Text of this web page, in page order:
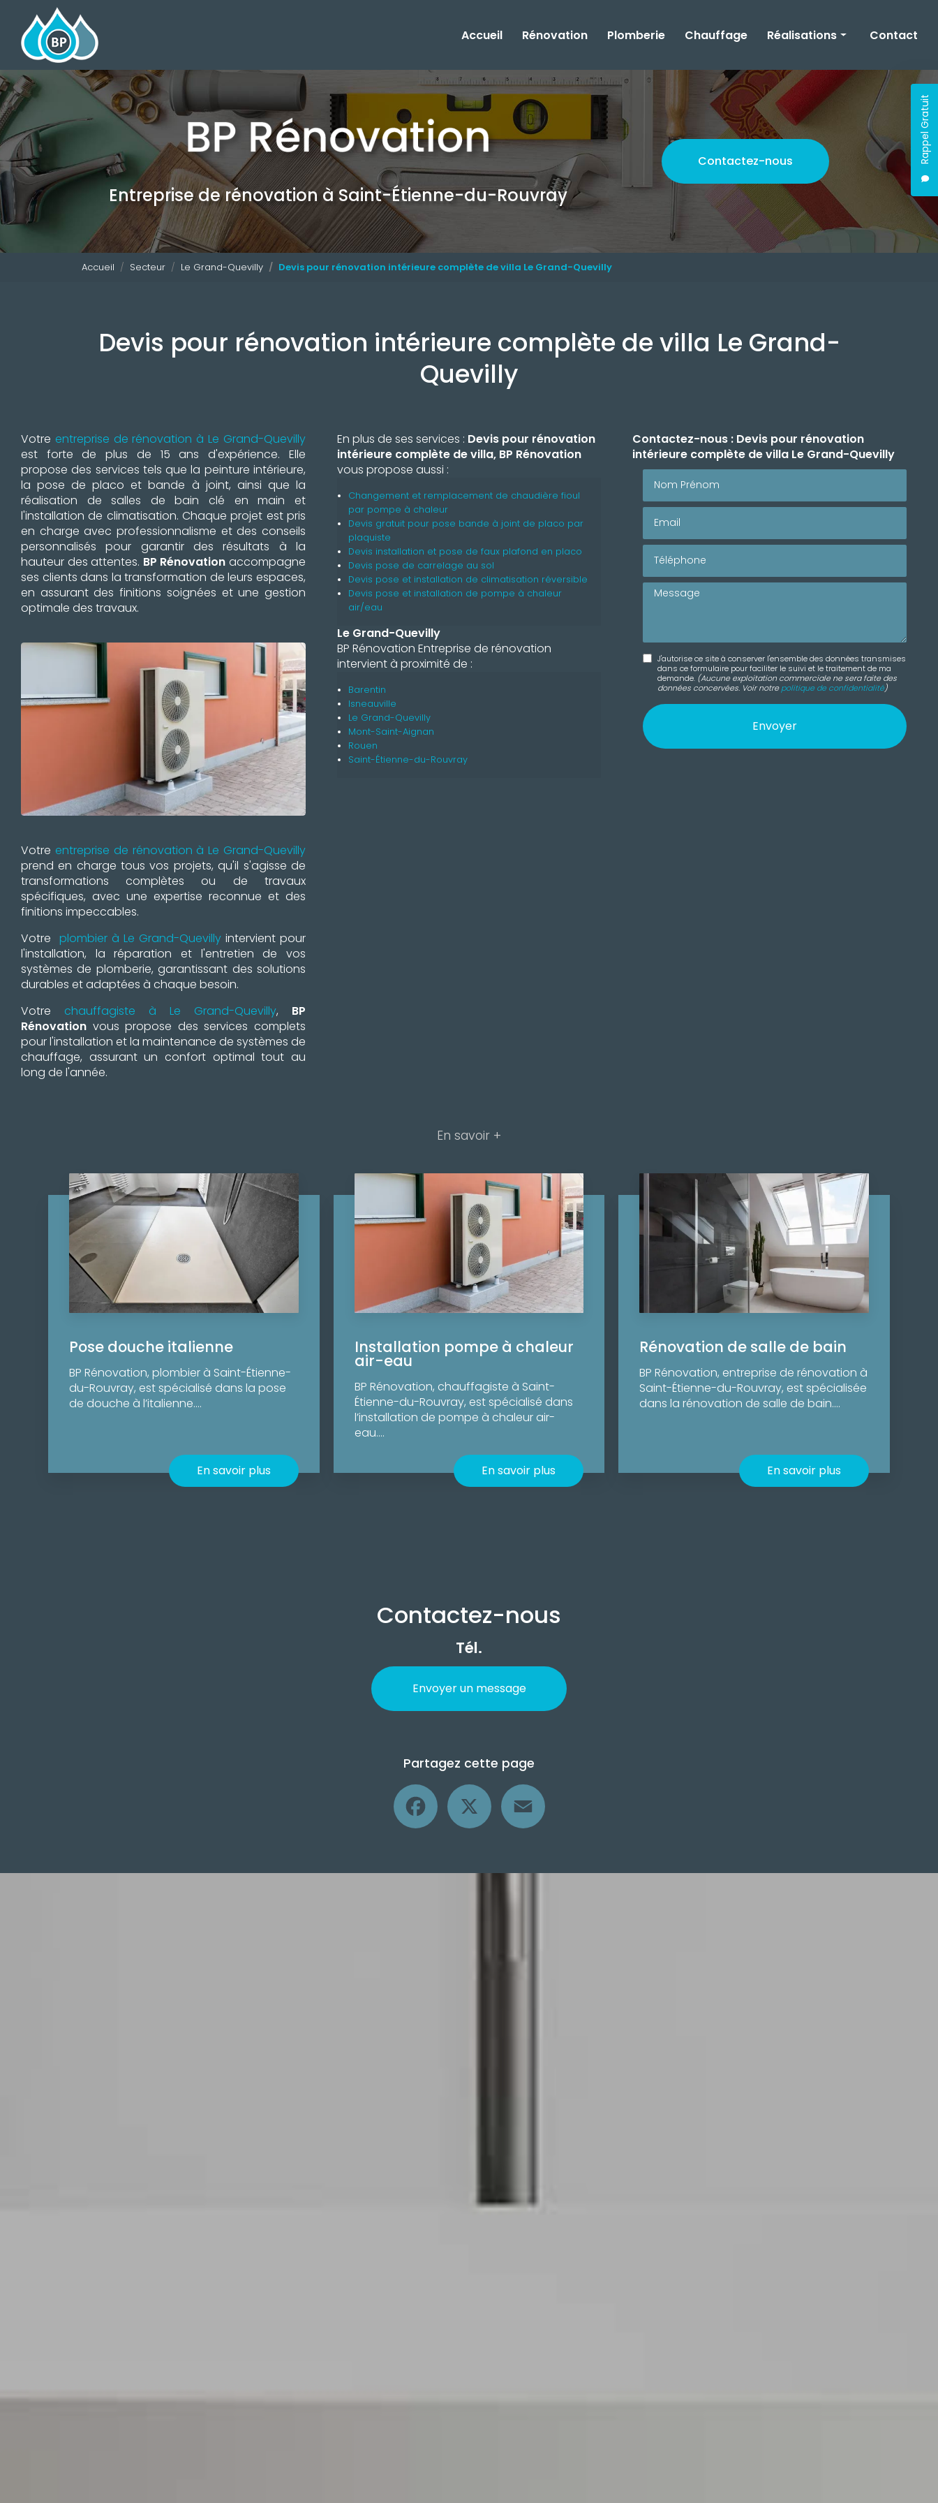
contenu
principal
Rappel Gratuit
Accueil
Rénovation Plomberie Chauffage Réalisations
Rénovation
Plomberie
Chauffage
Contact
Entreprise de rénovationà Saint-Étienne-du-Rouvray
Contactez-nous
Accueil Secteur Le Grand-Quevilly Devis pour rénovation intérieure complète de villa Le Grand-Quevilly
Devis pour rénovation intérieure complète de villa Le Grand-
Quevilly
Votre entreprise de rénovation à Le Grand-Quevilly
est forte de plus de 15 ans d'expérience. Elle
propose des services tels que la peinture intérieure,
la pose de placo et bande à joint, ainsi que la
réalisation de salles de bain clé en main et
l'installation de climatisation. Chaque projet est pris
en charge avec professionnalisme et des conseils
personnalisés pour garantir des résultats à la
hauteur des attentes. BP Rénovation accompagne
ses clients dans la transformation de leurs espaces,
en assurant des finitions soignées et une gestion
optimale des travaux.
Votre entreprise de rénovation à Le Grand-Quevilly
prend en charge tous vos projets, qu'il s'agisse de
transformations complètes ou de travaux
spécifiques, avec une expertise reconnue et des
finitions impeccables.
Votre plombier à Le Grand-Quevilly intervient pour
l'installation, la réparation et l'entretien de vos
systèmes de plomberie, garantissant des solutions
durables et adaptées à chaque besoin.
Votre chauffagiste à Le Grand-Quevilly, BP
Rénovation vous propose des services complets
pour l'installation et la maintenance de systèmes de
chauffage, assurant un confort optimal tout au
long de l'année.
En plus de ses services : Devis pour rénovation
intérieure complète de villa, BP Rénovation
vous propose aussi :
Changement et remplacement de chaudière fioul
par pompe à chaleur
Devis gratuit pour pose bande à joint de placo par
plaquiste
Devis installation et pose de faux plafond en placo
Devis pose de carrelage au sol
Devis pose et installation de climatisation réversible
Devis pose et installation de pompe à chaleur
air/eau
Le Grand-Quevilly
BP Rénovation Entreprise de rénovation
intervient à proximité de :
Barentin
Isneauville
Le Grand-Quevilly
Mont-Saint-Aignan
Rouen
Saint-Étienne-du-Rouvray
Contactez-nous : Devis pour rénovation
intérieure complète de villa Le Grand-Quevilly
Message
J'autorise ce site à conserver l'ensemble des données transmises
dans ce formulaire pour faciliter le suivi et le traitement de ma
demande. (Aucune exploitation commerciale ne sera faite des
données concervées. Voir notrepolitique de confidentialité)
En savoir +
Pose douche italienne
BP Rénovation, plombier à Saint-Étienne-
du-Rouvray, est spécialisé dans la pose
de douche à l’italienne....
En savoir plus
Installation pompe à chaleur
air-eau
BP Rénovation, chauffagiste à Saint-
Étienne-du-Rouvray, est spécialisé dans
l’installation de pompe à chaleur air-
eau....
En savoir plus
Rénovation de salle de bain
BP Rénovation, entreprise de rénovation à
Saint-Étienne-du-Rouvray, est spécialisée
dans la rénovation de salle de bain....
En savoir plus
Contactez-nous
Tél.
Envoyer un message
Partagez cette page
Facebook